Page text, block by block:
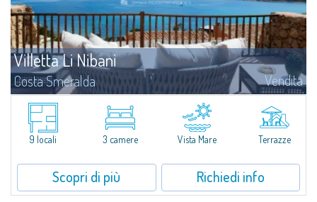
Villetta Li Nibani
Costa Smeralda Vendita
A pochi passi dalla Baia del Piccolo Pevero, Villetta Li Nibani si trova
all'interno di un tranquillo condominio con vista mozzafiato sul mare della
Costa Smeralda, in posizione strategica per raggiungere la spiaggia in...
9 locali 3 camere Vista Mare Terrazze
Scopri di più Richiedi info